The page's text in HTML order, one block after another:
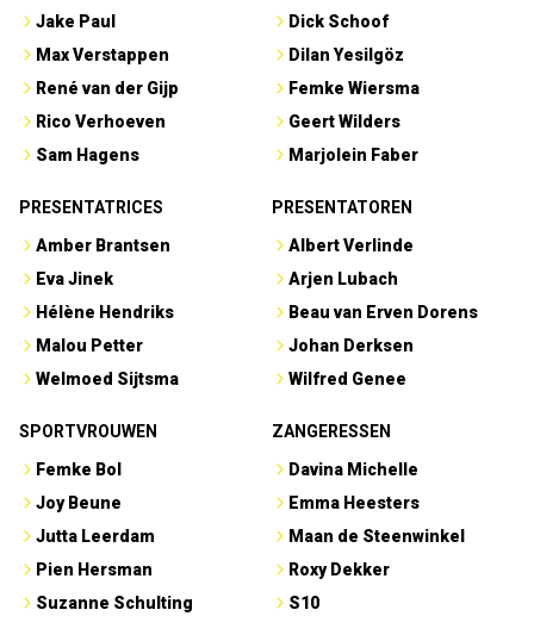
Jake Paul
Max Verstappen
René van der Gijp
Rico Verhoeven
Sam Hagens
Dick Schoof
Dilan Yesilgöz
Femke Wiersma
Geert Wilders
Marjolein Faber
PRESENTATRICES
Amber Brantsen
Eva Jinek
Hélène Hendriks
Malou Petter
Welmoed Sijtsma
PRESENTATOREN
Albert Verlinde
Arjen Lubach
Beau van Erven Dorens
Johan Derksen
Wilfred Genee
SPORTVROUWEN
Femke Bol
Joy Beune
Jutta Leerdam
Pien Hersman
Suzanne Schulting
ZANGERESSEN
Davina Michelle
Emma Heesters
Maan de Steenwinkel
Roxy Dekker
S10